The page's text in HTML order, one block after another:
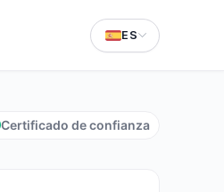
ES
Certificado de confianza